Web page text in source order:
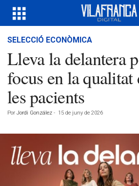
SELECCIÓ ECONÒMICA
Lleva la delantera
focus en la qualitat
les pacients
Por Jordi González - 15 de juny de 2026